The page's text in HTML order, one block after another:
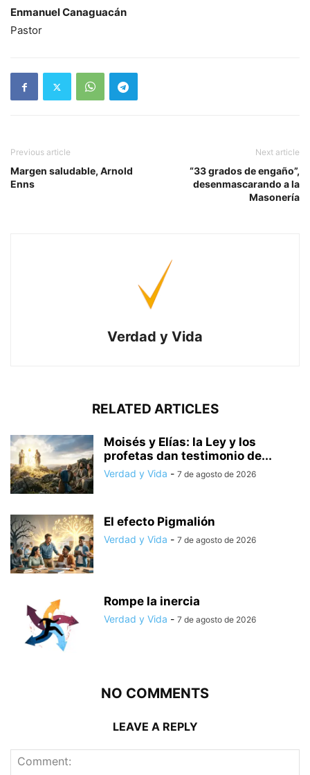
Enmanuel Canaguacán
Pastor
Previous article
Margen saludable, Arnold
Enns
Next article
“33 grados de engaño”,
desenmascarando a la
Masonería
Verdad y Vida
RELATED ARTICLES
Moisés y Elías: la Ley y los
profetas dan testimonio de...
Verdad y Vida - 7 de agosto de 2026
El efecto Pigmalión
Verdad y Vida - 7 de agosto de 2026
Rompe la inercia
Verdad y Vida - 7 de agosto de 2026
NO COMMENTS
LEAVE A REPLY